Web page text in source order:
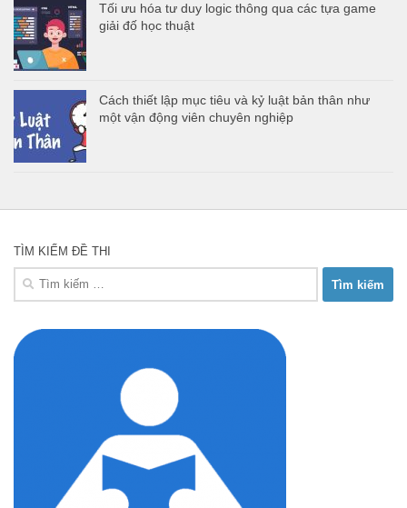
Tối ưu hóa tư duy logic thông qua các tựa game
giải đố học thuật
Cách thiết lập mục tiêu và kỷ luật bản thân như
một vận động viên chuyên nghiệp
TÌM KIẾM ĐỀ THI
Tìm